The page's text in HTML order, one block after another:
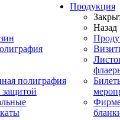
полиграфия
защитой
Продукция
Назад